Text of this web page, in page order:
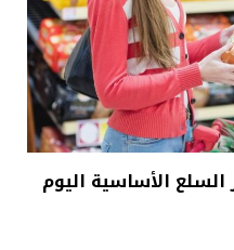
الأساسية اليوم